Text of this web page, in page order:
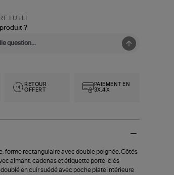
LULLI
?
RETOUR
OFFERT
PAIEMENT EN
3X,4X
forme rectangulaire avec double poignée. Côtés
aimant, cadenas et étiquette porte-clés
en cuir suédé avec poche plate intérieure